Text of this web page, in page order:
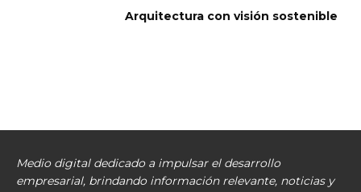
Arquitectura con visión sostenible
Medio digital dedicado a impulsar el desarrollo
empresarial, brindando información relevante, noticias y